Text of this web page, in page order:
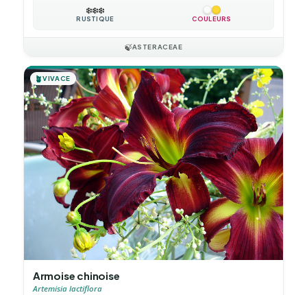
❄️❄️❄️
RUSTIQUE COULEURS
🍃ASTERACEAE
🪴VIVACE
Armoise chinoise
Artemisia lactiflora